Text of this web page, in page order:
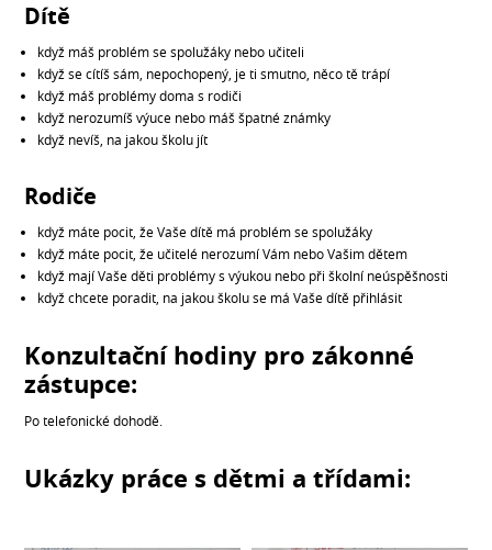
Dítě
když máš problém se spolužáky nebo učiteli
když se cítíš sám, nepochopený, je ti smutno, něco tě trápí
když máš problémy doma s rodiči
když nerozumíš výuce nebo máš špatné známky
když nevíš, na jakou školu jít
Rodiče
když máte pocit, že Vaše dítě má problém se spolužáky
když máte pocit, že učitelé nerozumí Vám nebo Vašim dětem
když mají Vaše děti problémy s výukou nebo při školní neúspěšnosti
když chcete poradit, na jakou školu se má Vaše dítě přihlásit
Konzultační hodiny pro zákonné
zástupce:
Po telefonické dohodě.
Ukázky práce s dětmi a třídami: